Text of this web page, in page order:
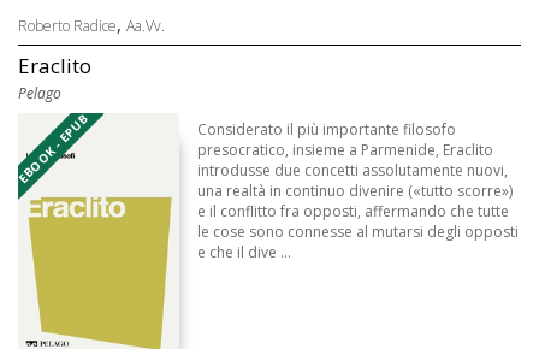
Roberto Radice, Aa.Vv.
Eraclito
Pelago
EBOOK - EPUB
Considerato il più importante filosofo
presocratico, insieme a Parmenide, Eraclito
introdusse due concetti assolutamente nuovi,
una realtà in continuo divenire («tutto scorre»)
e il conflitto fra opposti, affermando che tutte
le cose sono connesse al mutarsi degli opposti
e che il dive ...